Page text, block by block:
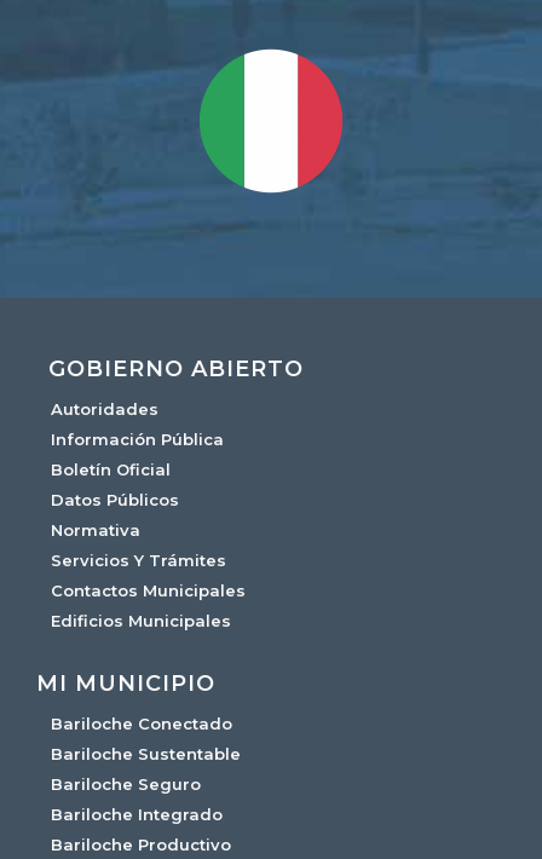
GOBIERNO ABIERTO
Autoridades
Información Pública
Boletín Oficial
Datos Públicos
Normativa
Servicios Y Trámites
Contactos Municipales
Edificios Municipales
MI MUNICIPIO
Bariloche Conectado
Bariloche Sustentable
Bariloche Seguro
Bariloche Integrado
Bariloche Productivo